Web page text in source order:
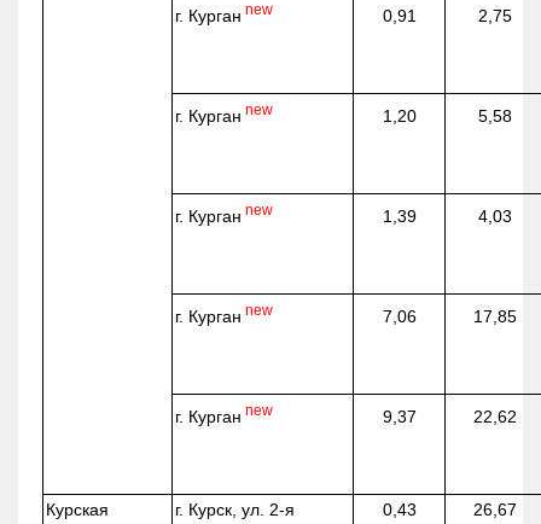
г. Курган new 0,91 2,75
г. Курган new 1,20 5,58
г. Курган new 1,39 4,03
г. Курган new 7,06 17,85
г. Курган new 9,37 22,62
Курская
г. Курск, ул. 2-я
0,43 26,67